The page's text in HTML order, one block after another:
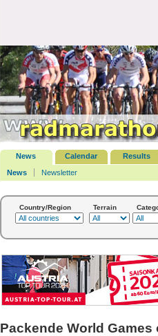
News Calendar Results
News
Newsletter
Country/Region Terrain
Packende World